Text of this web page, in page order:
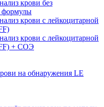
крови без
формулы
крови с лейкоцитарной
крови с лейкоцитарной
+ СОЭ
на обнаружения LE